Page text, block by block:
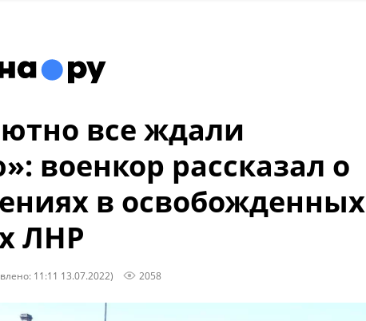
все ждали
военкор рассказал о
в освобожденных
ЛНР
11:11 13.07.2022) 2058